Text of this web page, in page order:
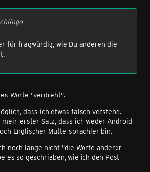
für fragwürdig, wie Du anderen die
Worte "verdreht".
dass ich etwas falsch verstehe.
erster Satz, dass ich weder Android-
Englischer Muttersprachler bin.
noch lange nicht "die Worte anderer
es so geschrieben, wie ich den Post